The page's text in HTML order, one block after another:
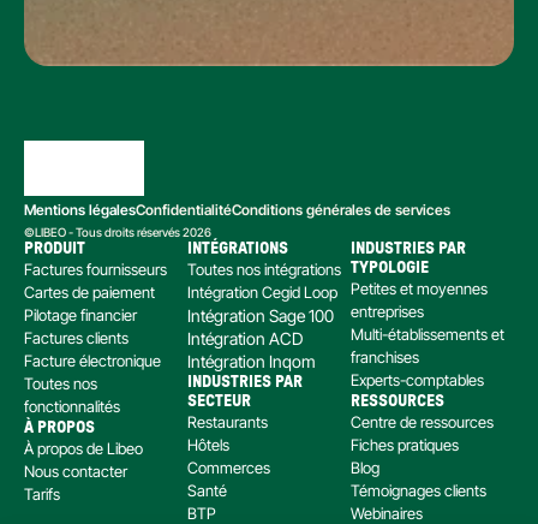
Mentions légalesConfidentialitéConditions générales de services
©LIBEO - Tous droits réservés 2026
PRODUIT
Factures fournisseurs
Cartes de paiement
Pilotage financier
Factures clients
Facture électronique
Toutes nos
fonctionnalités
À PROPOS
À propos de Libeo
Nous contacter
Tarifs
INTÉGRATIONS
Toutes nos intégrations
Intégration Cegid Loop
Intégration Sage 100
Intégration ACD
Intégration Inqom
INDUSTRIES PAR
SECTEUR
Restaurants
Hôtels
Commerces
Santé
BTP
INDUSTRIES PAR
TYPOLOGIE
Petites et moyennes
entreprises
Multi-établissements et
franchises
Experts-comptables
RESSOURCES
Centre de ressources
Fiches pratiques
Blog
Témoignages clients
Webinaires